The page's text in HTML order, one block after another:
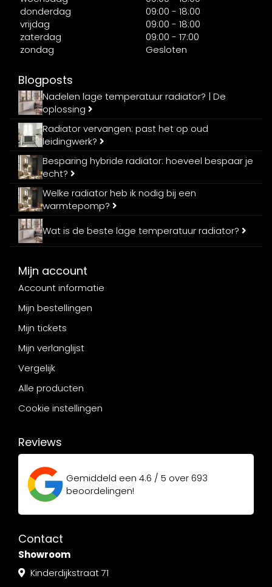
donderdag
09:00 - 18:00
vrijdag
09:00 - 18:00
zaterdag
09:00 - 17:00
zondag
Gesloten
Blogposts
Nadelen lage temperatuur radiator? | De
oplossing
Radiator vervangen: past het op oud
leidingwerk?
Besparing hybride radiator: hoeveel bespaar je
echt?
Welke radiator heb ik nodig bij een
warmtepomp?
Wat is de beste lage temperatuur radiator?
Mijn account
Account informatie
Mijn bestellingen
Mijn tickets
Mijn verlanglijst
Vergelijk
Alle producten
Cookie instellingen
Reviews
Gemiddeld een 4.6 / 5 over693
beoordelingen!
Contact
Showroom
Kinderdijkstraat 71